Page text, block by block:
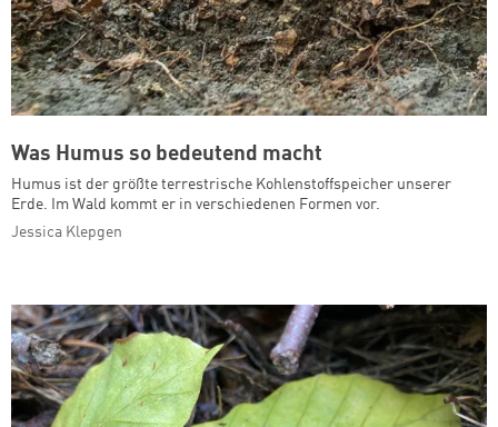
Was Humus so bedeutend macht
Humus ist der größte terrestrische Kohlenstoffspeicher unserer
Erde. Im Wald kommt er in verschiedenen Formen vor.
Jessica Klepgen